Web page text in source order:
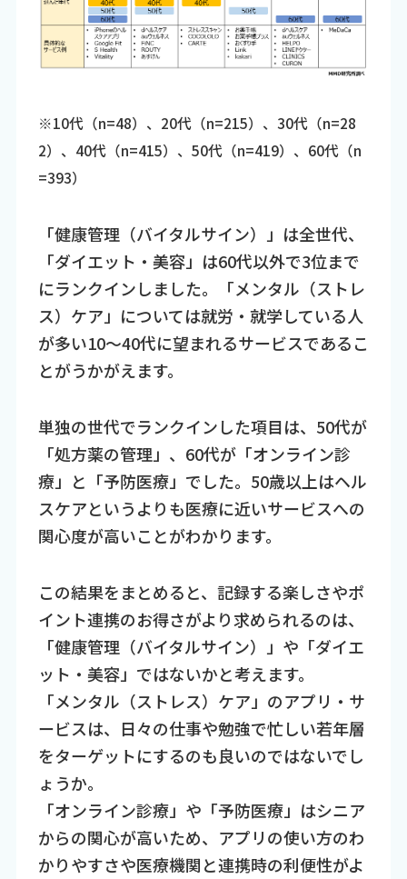
※10代（n=48）、20代（n=215）、30代（n=28
2）、40代（n=415）、50代（n=419）、60代（n
=393）
「健康管理（バイタルサイン）」は全世代、
「ダイエット・美容」は60代以外で3位まで
にランクインしました。「メンタル（ストレ
ス）ケア」については就労・就学している人
が多い10～40代に望まれるサービスであるこ
とがうかがえます。
単独の世代でランクインした項目は、50代が
「処方薬の管理」、60代が「オンライン診
療」と「予防医療」でした。50歳以上はヘル
スケアというよりも医療に近いサービスへの
関心度が高いことがわかります。
この結果をまとめると、記録する楽しさやポ
イント連携のお得さがより求められるのは、
「健康管理（バイタルサイン）」や「ダイエ
ット・美容」ではないかと考えます。
「メンタル（ストレス）ケア」のアプリ・サ
ービスは、日々の仕事や勉強で忙しい若年層
をターゲットにするのも良いのではないでし
ょうか。
「オンライン診療」や「予防医療」はシニア
からの関心が高いため、アプリの使い方のわ
かりやすさや医療機関と連携時の利便性がよ